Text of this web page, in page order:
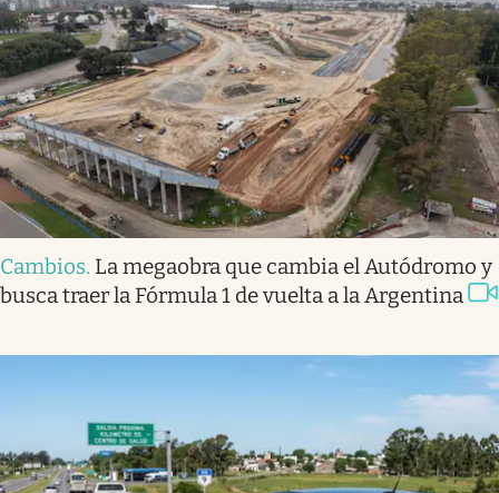
Cambios. La megaobra que cambia el Autódromo y
busca traer la Fórmula 1 de vuelta a la Argentina